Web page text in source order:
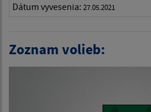
Dátum vyvesenia: 27.05.2021
Zoznam volieb: